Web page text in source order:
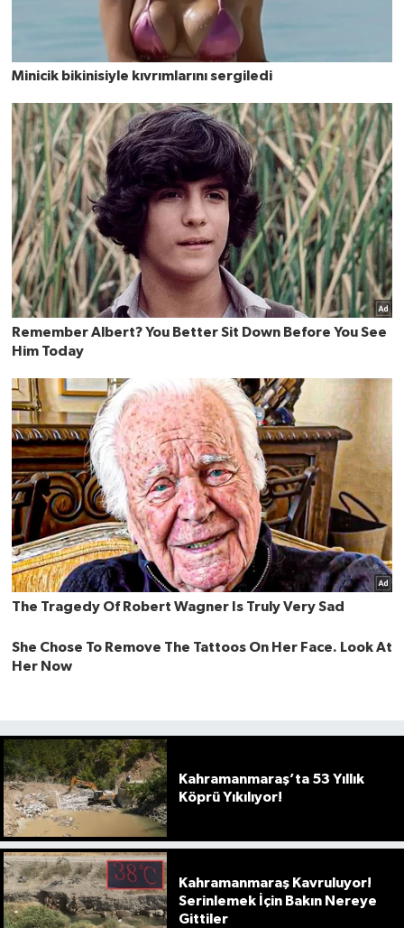
Kahramanmaraş’ta 53 Yıllık
Köprü Yıkılıyor!
Kahramanmaraş Kavruluyor!
Serinlemek İçin Bakın Nereye
Gittiler